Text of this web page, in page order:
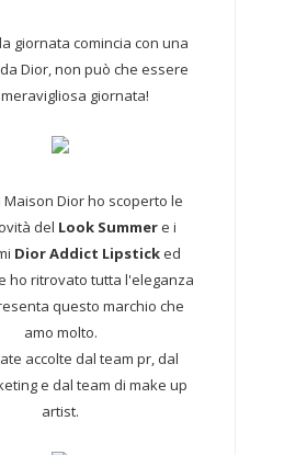
giornata comincia con una
Dior, non può che essere
giornata!
Maison Dior ho scoperto le
del Look Summere i
Dior Addict Lipstick ed
ho ritrovato tutta l'eleganza
questo marchio che
amo molto.
accolte dal team pr, dal
e dal team di make up
artist.